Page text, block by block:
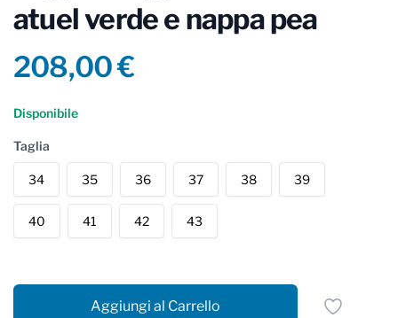
atuel verde e nappa pea
Product information
208,00 €
Reviews
Disponibile
Taglia
34 35 36 37 38 39
40 41 42 43
Aggiungi al Carrello